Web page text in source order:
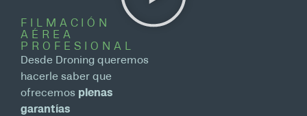
FILMACIÓN
AÉREA
PROFESIONAL
Desde Droning queremos
hacerle saber que
ofrecemos plenas
garantías